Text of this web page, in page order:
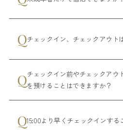
チェックイン、チェックアウト
チェックイン前やチェックアウ
を預けることはできますか？
15:00より早くチェックインする